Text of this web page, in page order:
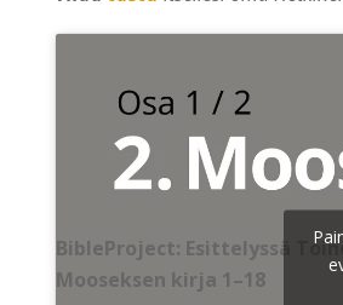
BibleProject: Esittelyssä
Mooseksen kirja 1–18